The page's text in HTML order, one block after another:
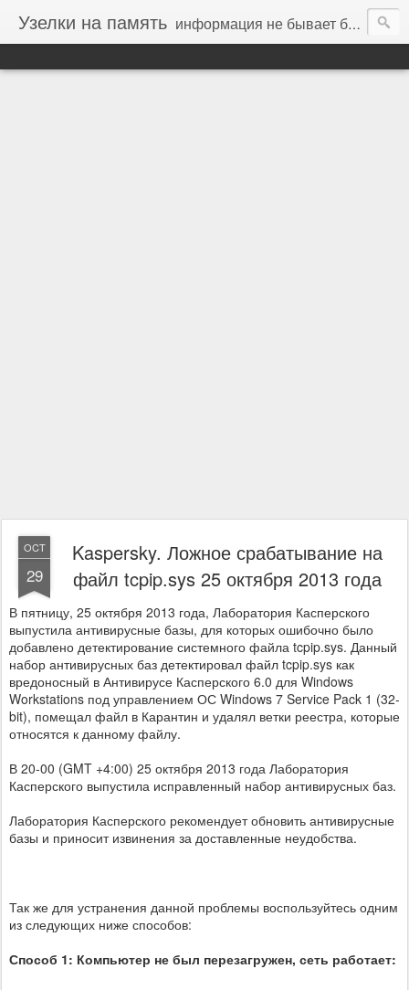
Узелки на память информация не бывает бессмысленной
OCT
29
Kaspersky. Ложное срабатывание на
файл tcpip.sys 25 октября 2013 года
В пятницу, 25 октября 2013 года, Лаборатория Касперского
выпустила антивирусные базы, для которых ошибочно было
добавлено детектирование системного файла tcpip.sys. Данный
набор антивирусных баз детектировал файл tcpip.sys как
вредоносный в Антивирусе Касперского 6.0 для Windows
Workstations под управлением ОС Windows 7 Service Pack 1 (32-
bit), помещал файл в Карантин и удалял ветки реестра, которые
относятся к данному файлу.
В 20-00 (GMT +4:00) 25 октября 2013 года Лаборатория
Касперского выпустила исправленный набор антивирусных баз.
Лаборатория Касперского рекомендует обновить антивирусные
базы и приносит извинения за доставленные неудобства.
Так же для устранения данной проблемы воспользуйтесь одним
из следующих ниже способов:
Способ 1: Компьютер не был перезагружен, сеть работает: